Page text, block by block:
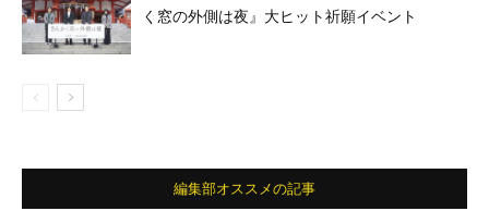
く窓の外側は夜』大ヒット祈願イベント
編集部オススメの記事